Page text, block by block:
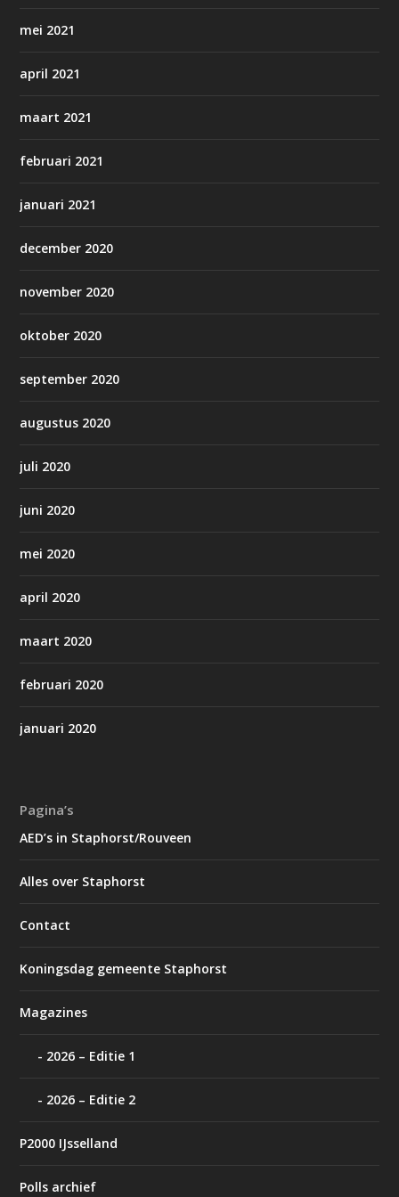
mei 2021
april 2021
maart 2021
februari 2021
januari 2021
december 2020
november 2020
oktober 2020
september 2020
augustus 2020
juli 2020
juni 2020
mei 2020
april 2020
maart 2020
februari 2020
januari 2020
Pagina’s
AED’s in Staphorst/Rouveen
Alles over Staphorst
Contact
Koningsdag gemeente Staphorst
Magazines
2026 – Editie 1
2026 – Editie 2
P2000 IJsselland
Polls archief